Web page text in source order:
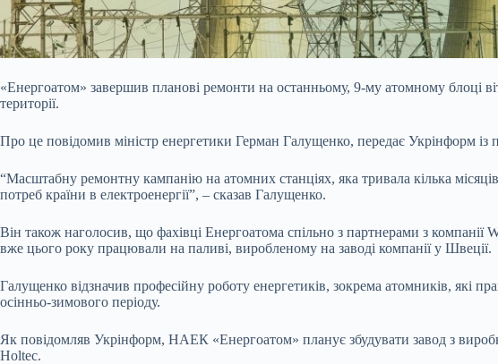
«Енергоатом» завершив планові ремонти на останньому, 9-му атомному блоці
території.
Про це повідомив міністр енергетики Герман Галущенко, передає Укрінформ із
“Масштабну ремонтну кампанію на атомних станціях, яка тривала кілька
потреб країни в електроенергії”, – сказав Галущенко.
Він також наголосив, що фахівці Енергоатома спільно з партнерами з
вже цього року працювали на паливі, виробленому на заводі компанії у Швеції.
Галущенко відзначив професійну роботу енергетиків, зокрема атомників,
осінньо-зимового періоду.
Як повідомляв Укрінформ, НАЕК «Енергоатом» планує збудувати завод з
Holtec.